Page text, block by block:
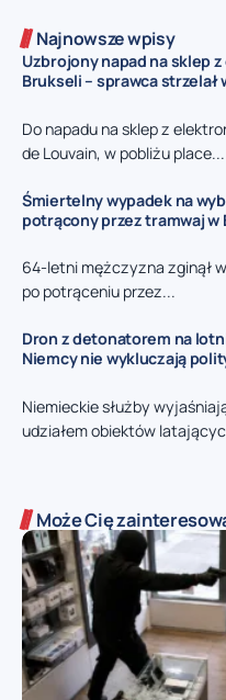
Najnowsze wpisy
Uzbrojony napad na sklep
Brukseli – sprawca
Do napadu na sklep z
de Louvain, w pobliżu place...
Śmiertelny wypadek na
potrącony przez tramwaj w
64-letni mężczyzna zginął
po potrąceniu przez...
Dron z detonatorem na
Niemcy nie wykluczają
Niemieckie służby
udziałem obiektów
Może Cię